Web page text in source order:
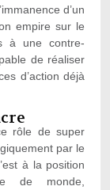
d’un
empire sur le
à une contre-
de réaliser
d’action déjà
rôle de super
par le
à la position
de monde,